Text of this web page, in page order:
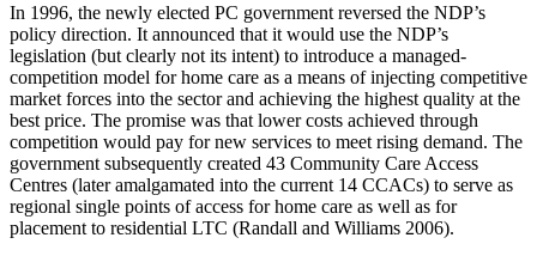
In 1996, the newly elected PC government reversed the NDP’s
policy direction. It announced that it would use the NDP’s
legislation (but clearly not its intent) to introduce a managed-
competition model for home care as a means of injecting competitive
market forces into the sector and achieving the highest quality at the
best price. The promise was that lower costs achieved through
competition would pay for new services to meet rising demand. The
government subsequently created 43 Community Care Access
Centres (later amalgamated into the current 14 CCACs) to serve as
regional single points of access for home care as well as for
placement to residential LTC (Randall and Williams 2006).